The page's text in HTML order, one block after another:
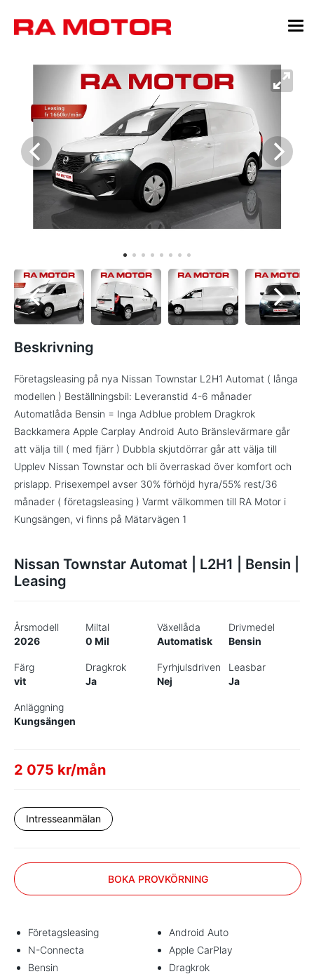
Beskrivning
Företagsleasing på nya Nissan Townstar L2H1 Automat ( långa
modellen ) Beställningsbil: Leveranstid 4-6 månader
Automatlåda Bensin = Inga Adblue problem Dragkrok
Backkamera Apple Carplay Android Auto Bränslevärmare går
att välja till ( med fjärr ) Dubbla skjutdörrar går att välja till
Upplev Nissan Townstar och bli överraskad över komfort och
prislapp. Prisexempel avser 30% förhöjd hyra/55% rest/36
månader ( företagsleasing ) Varmt välkommen till RA Motor i
Kungsängen, vi finns på Mätarvägen 1
Nissan Townstar Automat | L2H1 | Bensin |
Leasing
Årsmodell
2026
Miltal
0 Mil
Växellåda
Automatisk
Drivmedel
Bensin
Färg
vit
Dragkrok
Ja
Fyrhjulsdriven
Nej
Leasbar
Ja
Anläggning
Kungsängen
2 075 kr/mån
Intresseanmälan
BOKA PROVKÖRNING
Företagsleasing
N-Connecta
Bensin
Android Auto
Apple CarPlay
Dragkrok